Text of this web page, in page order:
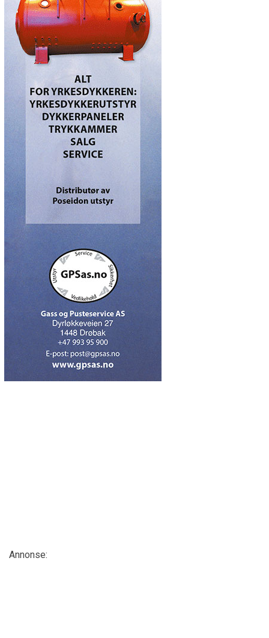
Annonse: